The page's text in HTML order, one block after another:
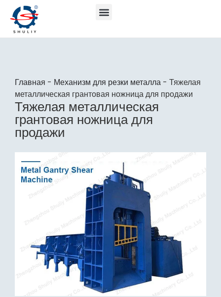
Главная - Механизм для резки металла - Тяжелая
металлическая грантовая ножница для продажи
Тяжелая металлическая
грантовая ножница для
продажи